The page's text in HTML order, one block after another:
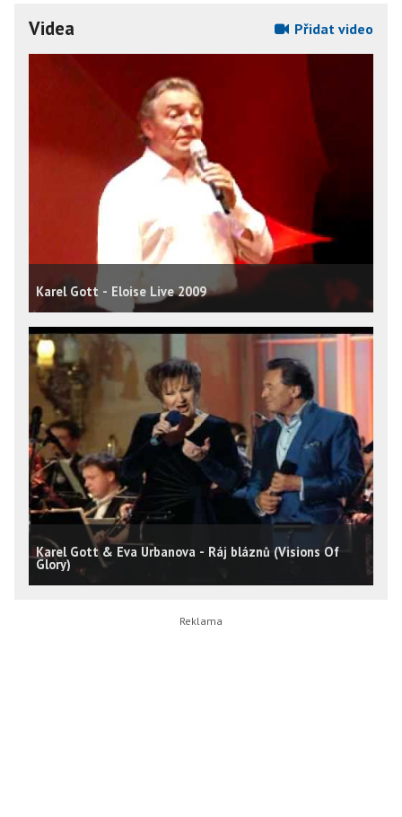
Videa Přidat video
Karel Gott - Eloise Live 2009
Karel Gott & Eva Urbanova - Ráj bláznů (Visions Of
Glory)